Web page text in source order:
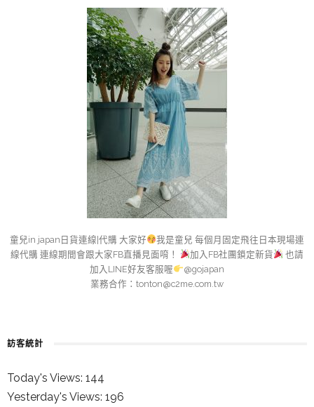
童兒in japan日貨連線|代購 大家好
我是童兒 每個月固定飛往日本現場連
線代購 連線期間會跟大家FB直播見面唷！
加入FB社團鎖定新貨
也請
加入LINE好友客服喔
@gojapan
業務合作： tonton@c2me.com.tw
訪客統計
Today's Views: 144
Yesterday's Views: 196